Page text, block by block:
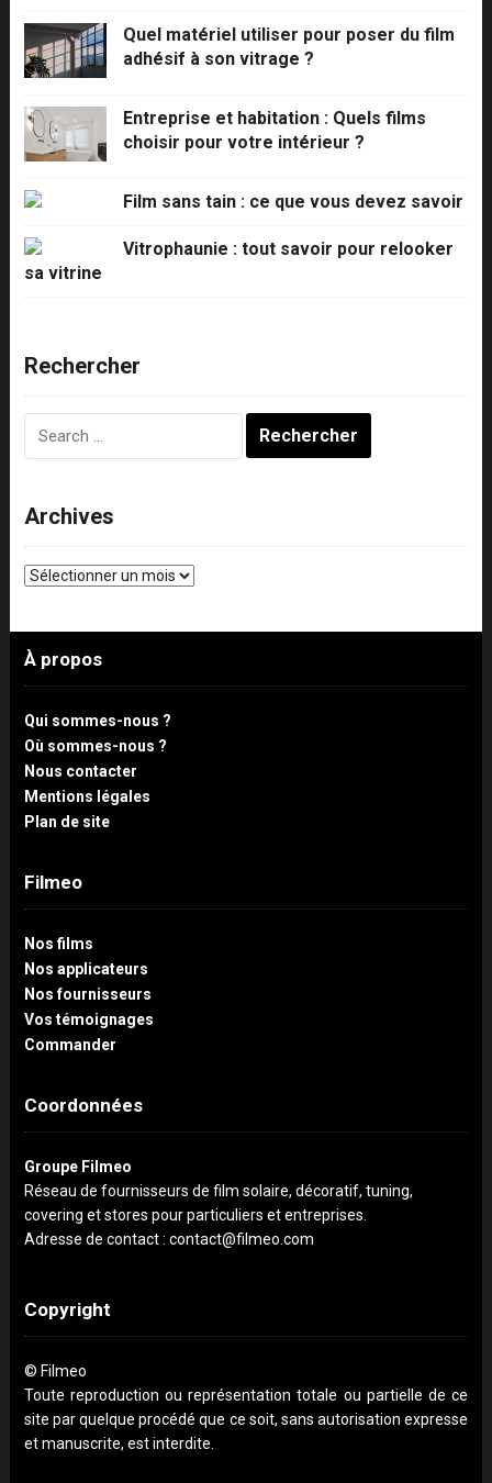
Quel matériel utiliser pour poser du film
adhésif à son vitrage ?
Entreprise et habitation : Quels films
choisir pour votre intérieur ?
Film sans tain : ce que vous devez savoir
Vitrophaunie : tout savoir pour relooker
sa vitrine
Rechercher
Archives
Archives
À propos
Qui sommes-nous ?
Où sommes-nous ?
Nous contacter
Mentions légales
Plan de site
Filmeo
Nos films
Nos applicateurs
Nos fournisseurs
Vos témoignages
Commander
Coordonnées
Groupe Filmeo
Réseau de fournisseurs de film solaire, décoratif, tuning,
covering et stores pour particuliers et entreprises.
Adresse de contact : contact@filmeo.com
Copyright
© Filmeo
Toute reproduction ou représentation totale ou partielle de ce
site par quelque procédé que ce soit, sans autorisation expresse
et manuscrite, est interdite.